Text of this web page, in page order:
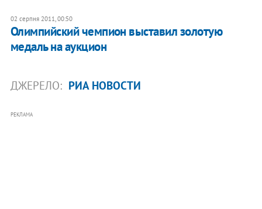
02 серпня 2011, 00:50
Олимпийский чемпион выставил золотую
медаль на аукцион
ДЖЕРЕЛО: РИА НОВОСТИ
РЕКЛАМА